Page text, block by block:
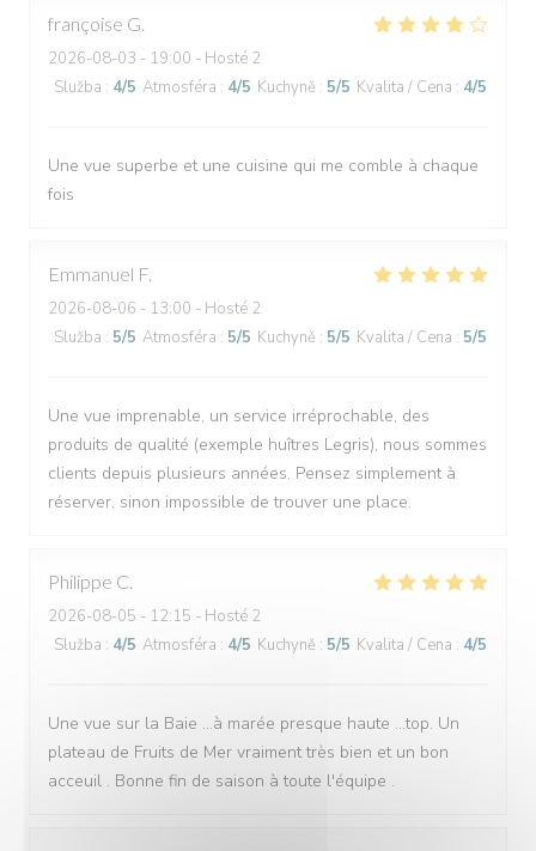
françoise G
2026-08-03 - 19:00 - Hosté 2
Služba : 4/5 Atmosféra : 4/5 Kuchyně : 5/5 Kvalita / Cena : 4/5
Une vue superbe et une cuisine qui me comble à chaque
fois
Emmanuel F
2026-08-06 - 13:00 - Hosté 2
Služba : 5/5 Atmosféra : 5/5 Kuchyně : 5/5 Kvalita / Cena : 5/5
Une vue imprenable, un service irréprochable, des
produits de qualité (exemple huîtres Legris), nous sommes
clients depuis plusieurs années. Pensez simplement à
réserver, sinon impossible de trouver une place.
Philippe C
2026-08-05 - 12:15 - Hosté 2
Služba : 4/5 Atmosféra : 4/5 Kuchyně : 5/5 Kvalita / Cena : 4/5
Une vue sur la Baie ...à marée presque haute ...top. Un
plateau de Fruits de Mer vraiment très bien et un bon
acceuil . Bonne fin de saison à toute l'équipe .